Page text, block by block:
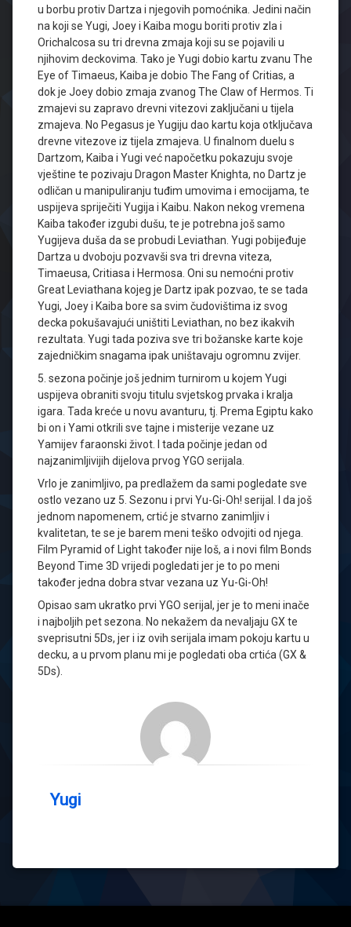
u borbu protiv Dartza i njegovih pomoćnika. Jedini način
na koji se Yugi, Joey i Kaiba mogu boriti protiv zla i
Orichalcosa su tri drevna zmaja koji su se pojavili u
njihovim deckovima. Tako je Yugi dobio kartu zvanu The
Eye of Timaeus, Kaiba je dobio The Fang of Critias, a
dok je Joey dobio zmaja zvanog The Claw of Hermos. Ti
zmajevi su zapravo drevni vitezovi zaključani u tijela
zmajeva. No Pegasus je Yugiju dao kartu koja otključava
drevne vitezove iz tijela zmajeva. U finalnom duelu s
Dartzom, Kaiba i Yugi već napočetku pokazuju svoje
vještine te pozivaju Dragon Master Knighta, no Dartz je
odličan u manipuliranju tuđim umovima i emocijama, te
uspijeva spriječiti Yugija i Kaibu. Nakon nekog vremena
Kaiba također izgubi dušu, te je potrebna još samo
Yugijeva duša da se probudi Leviathan. Yugi pobijeđuje
Dartza u dvoboju pozvavši sva tri drevna viteza,
Timaeusa, Critiasa i Hermosa. Oni su nemoćni protiv
Great Leviathana kojeg je Dartz ipak pozvao, te se tada
Yugi, Joey i Kaiba bore sa svim čudovištima iz svog
decka pokušavajući uništiti Leviathan, no bez ikakvih
rezultata. Yugi tada poziva sve tri božanske karte koje
zajedničkim snagama ipak uništavaju ogromnu zvijer.
5. sezona počinje još jednim turnirom u kojem Yugi
uspijeva obraniti svoju titulu svjetskog prvaka i kralja
igara. Tada kreće u novu avanturu, tj. Prema Egiptu kako
bi on i Yami otkrili sve tajne i misterije vezane uz
Yamijev faraonski život. I tada počinje jedan od
najzanimljivijih dijelova prvog YGO serijala.
Vrlo je zanimljivo, pa predlažem da sami pogledate sve
ostlo vezano uz 5. Sezonu i prvi Yu-Gi-Oh! serijal. I da još
jednom napomenem, crtić je stvarno zanimljiv i
kvalitetan, te se je barem meni teško odvojiti od njega.
Film Pyramid of Light također nije loš, a i novi film Bonds
Beyond Time 3D vrijedi pogledati jer je to po meni
također jedna dobra stvar vezana uz Yu-Gi-Oh!
Opisao sam ukratko prvi YGO serijal, jer je to meni inače
i najboljih pet sezona. No nekažem da nevaljaju GX te
sveprisutni 5Ds, jer i iz ovih serijala imam pokoju kartu u
decku, a u prvom planu mi je pogledati oba crtića (GX &
5Ds).
Yugi